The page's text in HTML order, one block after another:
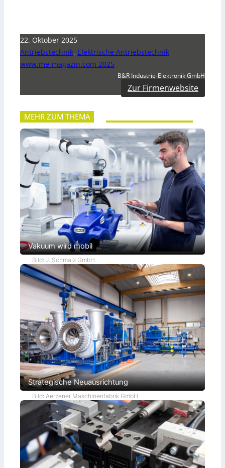
22. Oktober 2025
Antriebstechnik, Elektrische Antriebstechnik
www.me-magazin.com 2025
B&R Industrie-Elektronik GmbH
Zur Firmenwebsite
MEHR ZUM THEMA
Vakuum wird mobil
Bild: J. Schmalz GmbH
Strategische Neuausrichtung
Bild: Aerzener Maschinenfabrik GmbH